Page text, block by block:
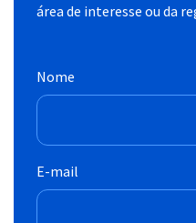
área de interesse ou da
Nome
E-mail